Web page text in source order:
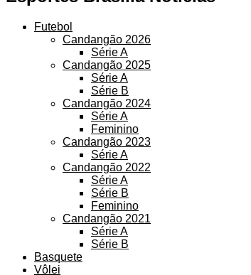
Futebol
Candangão 2026
Série A
Candangão 2025
Série A
Série B
Candangão 2024
Série A
Feminino
Candangão 2023
Série A
Candangão 2022
Série A
Série B
Feminino
Candangão 2021
Série A
Série B
Basquete
Vôlei